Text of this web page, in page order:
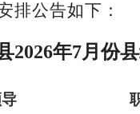
排公告如下：
2026年7月份